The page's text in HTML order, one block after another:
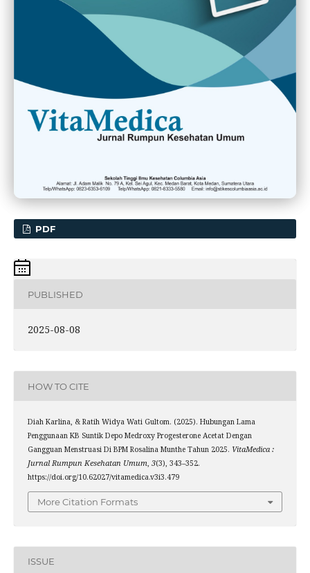
PDF
PUBLISHED
2025-08-08
HOW TO CITE
Diah Karlina, & Ratih Widya Wati Gultom. (2025). Hubungan Lama
Penggunaan KB Suntik Depo Medroxy Progesterone Acetat Dengan
Gangguan Menstruasi Di BPM Rosalina Munthe Tahun 2025. VitaMedica :
Jurnal Rumpun Kesehatan Umum, 3(3), 343–352.
https://doi.org/10.62027/vitamedica.v3i3.479
More Citation Formats
ISSUE